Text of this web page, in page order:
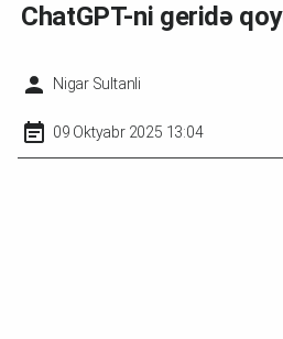
ChatGPT-ni geridə
Nigar Sultanli
09 Oktyabr 2025 13:04